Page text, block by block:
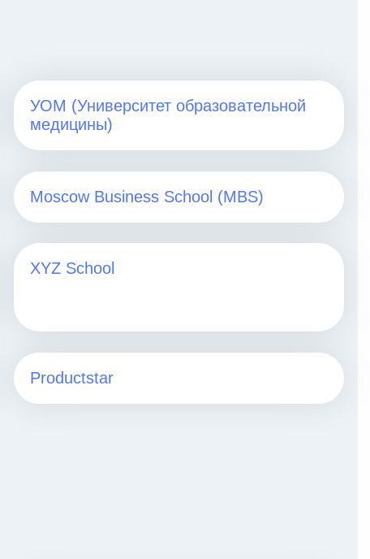
УОМ (Университет образовательной
медицины)
Moscow Business School (MBS)
XYZ School
Productstar